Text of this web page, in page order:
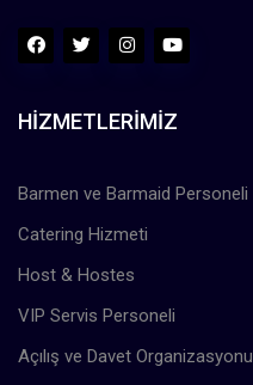
HIZMETLERIMIZ
Barmen ve Barmaid Personeli
Catering Hizmeti
Host & Hostes
VIP Servis Personeli
Açılış ve Davet Organizasyonu